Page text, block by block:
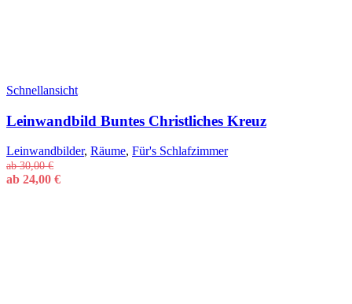
Schnellansicht
Leinwandbild Buntes Christliches Kreuz
Leinwandbilder, Räume, Für's Schlafzimmer
ab30,00€
ab 24,00 €